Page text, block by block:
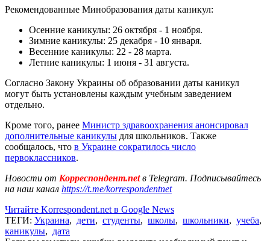
Рекомендованные Минобразования даты каникул:
Осенние каникулы: 26 октября - 1 ноября.
Зимние каникулы: 25 декабря - 10 января.
Весенние каникулы: 22 - 28 марта.
Летние каникулы: 1 июня - 31 августа.
Согласно Закону Украины об образовании даты каникул
могут быть установлены каждым учебным заведением
отдельно.
Кроме того, ранее Министр здравоохранения анонсировал
дополнительные каникулы для школьников. Также
сообщалось, что в Украине сократилось число
первоклассников.
Новости от Корреспондент.netв Telegram. Подписывайтесь
на наш канал https://t.me/korrespondentnet
Читайте Korrespondent.net в Google News
ТЕГИ: Украина, дети, студенты, школы, школьники, учеба,
каникулы, дата